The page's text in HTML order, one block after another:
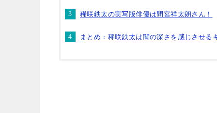
稀咲鉄太の実写版俳優は間宮祥太朗さん！
まとめ：稀咲鉄太は闇の深さを感じさせる